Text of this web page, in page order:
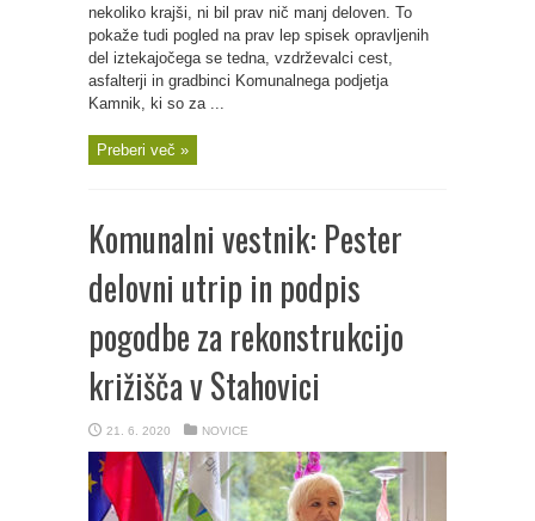
nekoliko krajši, ni bil prav nič manj deloven. To
pokaže tudi pogled na prav lep spisek opravljenih
del iztekajočega se tedna, vzdrževalci cest,
asfalterji in gradbinci Komunalnega podjetja
Kamnik, ki so za ...
Preberi več »
Komunalni vestnik: Pester
delovni utrip in podpis
pogodbe za rekonstrukcijo
križišča v Stahovici
21. 6. 2020 NOVICE